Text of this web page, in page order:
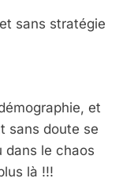
sans stratégie
et
sans doute se
dans le chaos
là !!!
Contre